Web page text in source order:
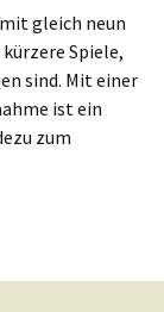
gleich neun
Spiele,
sind. Mit einer
ist ein
zum